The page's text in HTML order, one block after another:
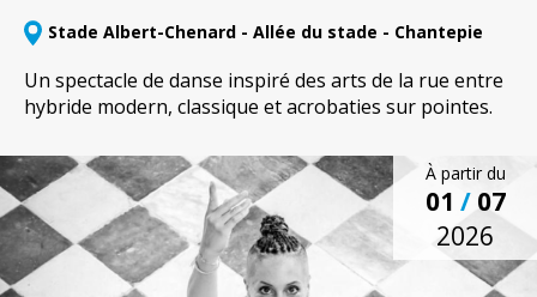
Stade Albert-Chenard - Allée du stade - Chantepie
Un spectacle de danse inspiré des arts de la rue entre
hybride modern, classique et acrobaties sur pointes.
À partir du
01 / 07
2026